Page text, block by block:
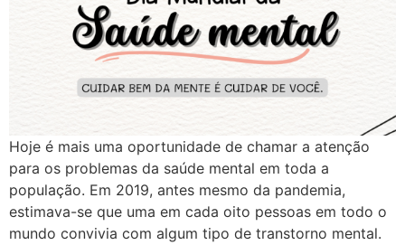
Hoje é mais uma oportunidade de chamar a atenção
para os problemas da saúde mental em toda a
população. Em 2019, antes mesmo da pandemia,
estimava-se que uma em cada oito pessoas em todo o
mundo convivia com algum tipo de transtorno mental.